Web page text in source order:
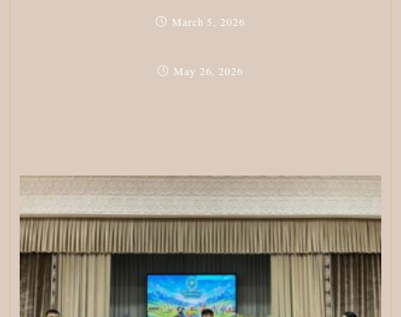
March 5, 2026
May 26, 2026